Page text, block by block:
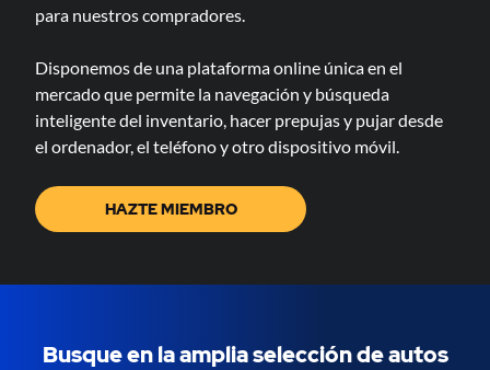
para nuestros compradores.
Disponemos de una plataforma online única en el
mercado que permite la navegación y búsqueda
inteligente del inventario, hacer prepujas y pujar desde
el ordenador, el teléfono y otro dispositivo móvil.
HAZTE MIEMBRO
Busque en la amplia selección de autos